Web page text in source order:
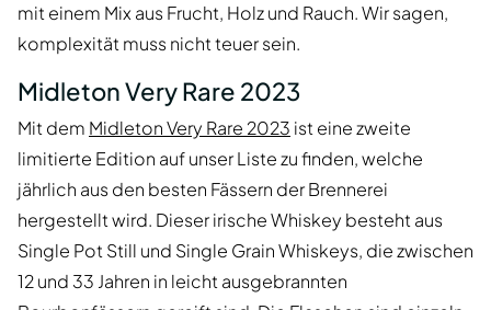
mit einem Mix aus Frucht, Holz und Rauch. Wir sagen,
komplexität muss nicht teuer sein.
Midleton Very Rare 2023
Mit dem Midleton Very Rare 2023 ist eine zweite
limitierte Edition auf unser Liste zu finden, welche
jährlich aus den besten Fässern der Brennerei
hergestellt wird. Dieser irische Whiskey besteht aus
Single Pot Still und Single Grain Whiskeys, die zwischen
12 und 33 Jahren in leicht ausgebrannten